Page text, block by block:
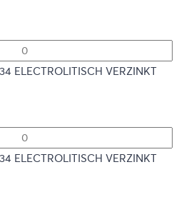
ELECTROLITISCH VERZINKT
ELECTROLITISCH VERZINKT